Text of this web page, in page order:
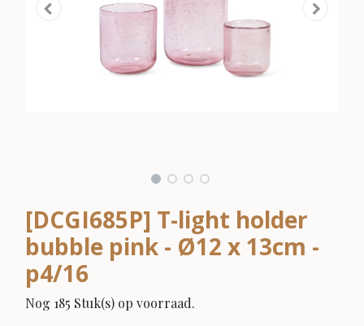
[DCGI685P] T-light holder
bubble pink - Ø12 x 13cm -
p4/16
Nog 185 Stuk(s) op voorraad.